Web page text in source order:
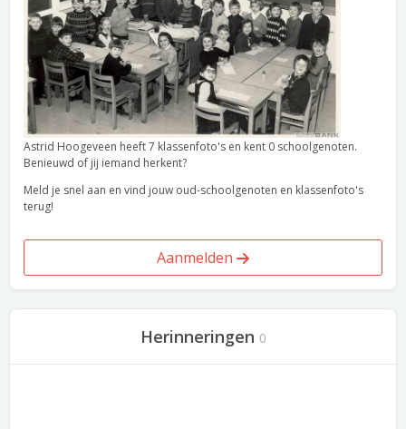
Astrid Hoogeveen heeft 7 klassenfoto's en kent 0 schoolgenoten.
Benieuwd of jij iemand herkent?
Meld je snel aan en vind jouw oud-schoolgenoten en klassenfoto's
terug!
Aanmelden
Herinneringen 0